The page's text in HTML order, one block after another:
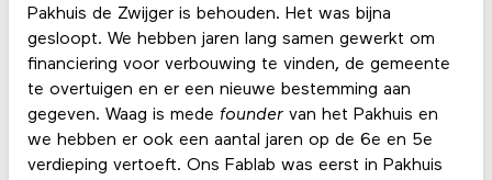
Pakhuis de Zwijger is behouden. Het was bijna
gesloopt. We hebben jaren lang samen gewerkt om
financiering voor verbouwing te vinden, de gemeente
te overtuigen en er een nieuwe bestemming aan
gegeven. Waag is mede foundervan het Pakhuis en
we hebben er ook een aantal jaren op de 6e en 5e
verdieping vertoeft. Ons Fablab was eerst in Pakhuis